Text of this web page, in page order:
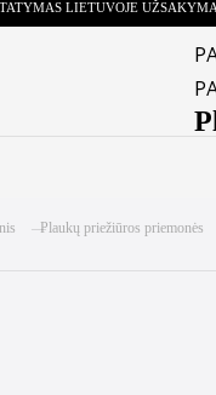
LIETUVOJE
here:Plaukų priežiūros priemonės